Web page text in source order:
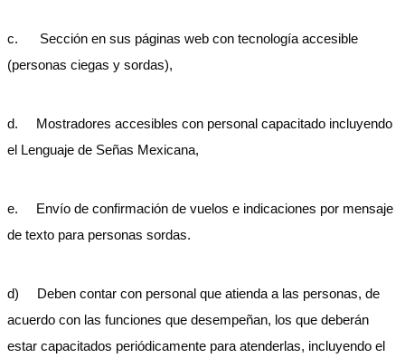
c. Sección en sus páginas web con tecnología accesible
(personas ciegas y sordas),
d. Mostradores accesibles con personal capacitado incluyendo
el Lenguaje de Señas Mexicana,
e. Envío de confirmación de vuelos e indicaciones por mensaje
de texto para personas sordas.
d) Deben contar con personal que atienda a las personas, de
acuerdo con las funciones que desempeñan, los que deberán
estar capacitados periódicamente para atenderlas, incluyendo el